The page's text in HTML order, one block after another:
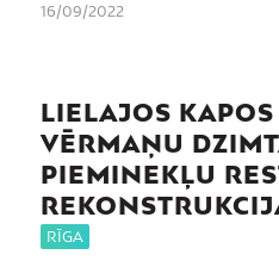
16/09/2022
LIELAJOS
VĒRMAŅU
PIEMINEKĻU
RĪGA